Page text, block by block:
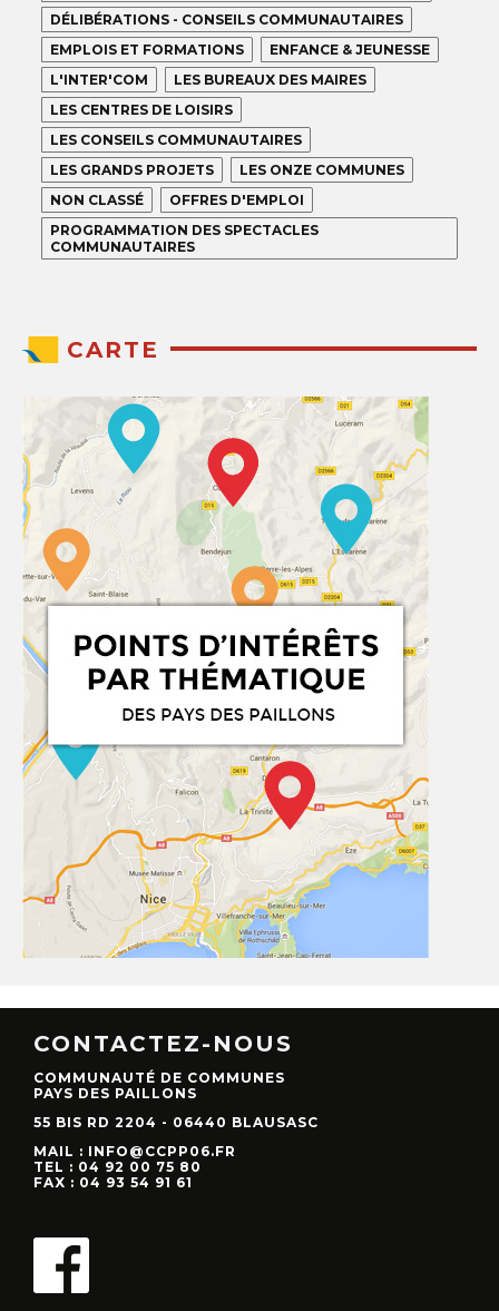
DÉLIBÉRATIONS - CONSEILS COMMUNAUTAIRES
EMPLOIS ET FORMATIONS
ENFANCE & JEUNESSE
L'INTER'COM
LES BUREAUX DES MAIRES
LES CENTRES DE LOISIRS
LES CONSEILS COMMUNAUTAIRES
LES GRANDS PROJETS
LES ONZE COMMUNES
NON CLASSÉ
OFFRES D'EMPLOI
PROGRAMMATION DES SPECTACLES
COMMUNAUTAIRES
CARTE
CONTACTEZ-NOUS
COMMUNAUTÉ DE COMMUNES
PAYS DES PAILLONS
55 BIS RD 2204 - 06440 BLAUSASC
MAIL : INFO@CCPP06.FR
TEL : 04 92 00 75 80
FAX : 04 93 54 91 61